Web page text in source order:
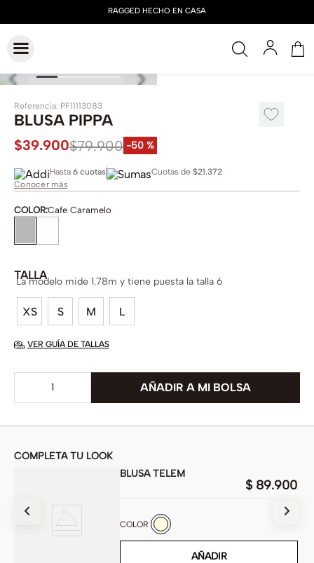
Referencia: PF11113083
BLUSA PIPPA
$39.900$79.900 -50 %
Hasta 6 cuotas Cuotas de $21.372
Conocer más
COLOR:Cafe Caramelo
TALLA
XS S M L
La modelo mide 1.78m y tiene puesta la talla 6
VER GUÍA DE TALLAS
COMPLETA TU LOOK
BLUSA TELEM
$ 89.900
COLOR
AÑADIR